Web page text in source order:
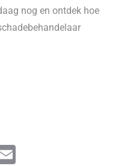
nog en ontdek hoe